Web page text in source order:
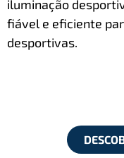
iluminação
ﬁável e eﬁciente
desportivas.